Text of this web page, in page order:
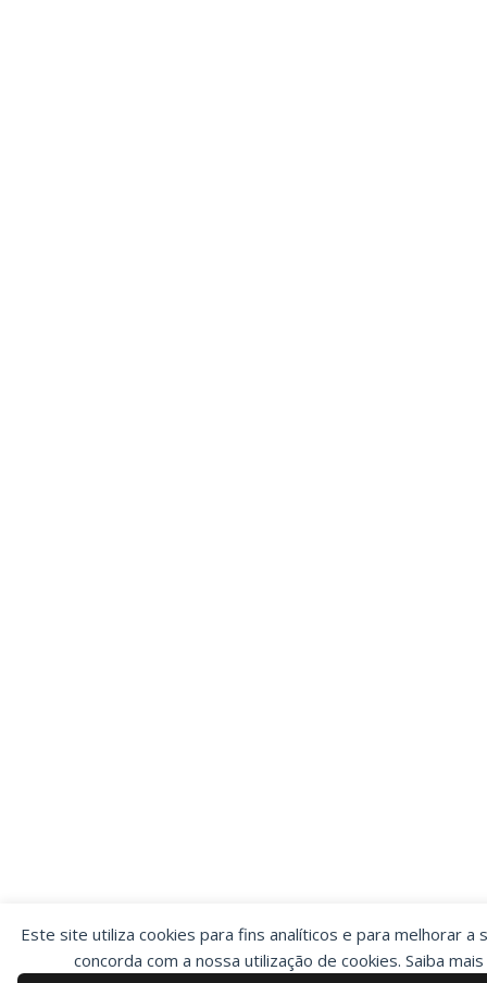
Este site utiliza cookies para fins analíticos e para melhorar a
concorda com a nossa utilização de cookies. Saiba